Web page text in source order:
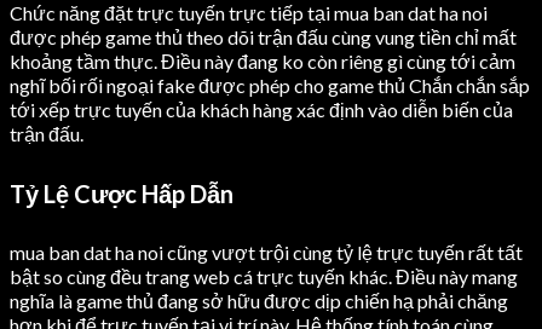
Chức năng đặt trực tuyến trực tiếp tại mua ban dat ha noi
được phép game thủ theo dõi trận đấu cùng vung tiền chỉ mất
khoảng tầm thực. Điều này đang ko còn riêng gì cùng tới cảm
nghĩ bối rối ngoại fake được phép cho game thủ Chắn chắn sắp
tới xếp trực tuyến của khách hàng xác định vào diễn biến của
trận đấu.
Tỷ Lệ Cược Hấp Dẫn
mua ban dat ha noi cũng vượt trội cùng tỷ lệ trực tuyến rất tất
bật so cùng đều trang web cá trực tuyến khác. Điều này mang
nghĩa là game thủ đang sở hữu được dịp chiến hạ phải chăng